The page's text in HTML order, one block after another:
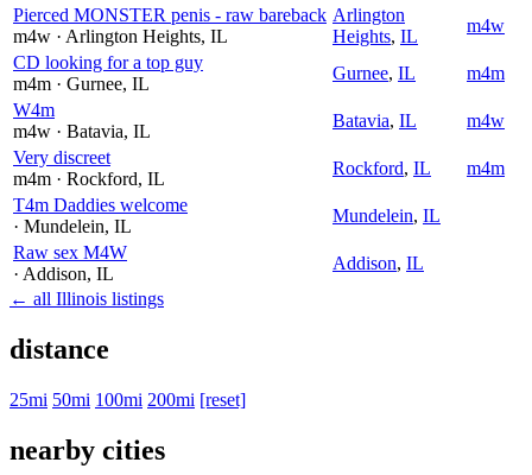
Pierced MONSTER penis - raw bareback
m4w · Arlington Heights, IL
Arlington
Heights, IL
m4w
CD looking for a top guy
m4m · Gurnee, IL
Gurnee, IL
m4m
W4m
m4w · Batavia, IL
Batavia, IL
m4w
Very discreet
m4m · Rockford, IL
Rockford, IL
m4m
T4m Daddies welcome
· Mundelein, IL
Mundelein, IL
Raw sex M4W
· Addison, IL
Addison, IL
← all Illinois listings
distance
25mi 50mi 100mi 200mi [reset]
nearby cities